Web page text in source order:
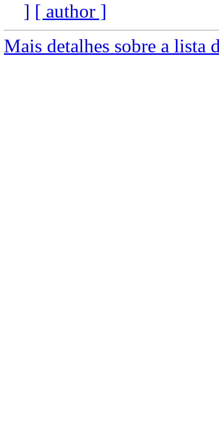
] [ author ]
Mais detalhes sobre a lista